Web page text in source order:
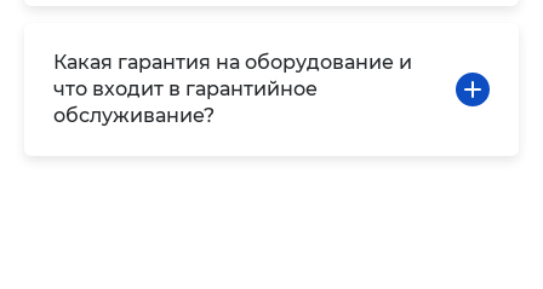
Какая гарантия на оборудование и
что входит в гарантийное
обслуживание?